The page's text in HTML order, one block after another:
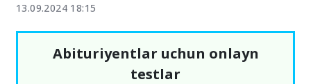
13.09.2024 18:15
Abituriyentlar uchun onlayn
testlar